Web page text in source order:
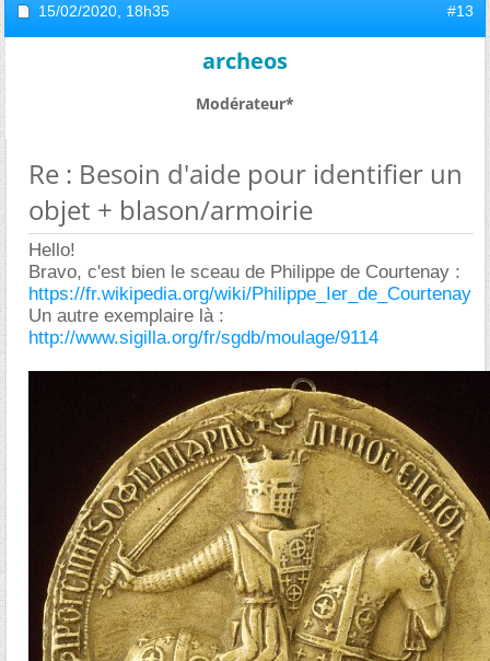
15/02/2020, 18h35 #13
archeos
Modérateur*
Re : Besoin d'aide pour identifier un
objet + blason/armoirie
Hello!
Bravo, c'est bien le sceau de Philippe de Courtenay :
https://fr.wikipedia.org/wiki/Philippe_Ier_de_Courtenay
Un autre exemplaire là :
http://www.sigilla.org/fr/sgdb/moulage/9114